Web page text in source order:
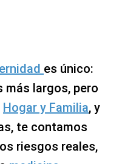
es único:
largos, pero
Hogar y Familia, y
te contamos
riesgos reales,